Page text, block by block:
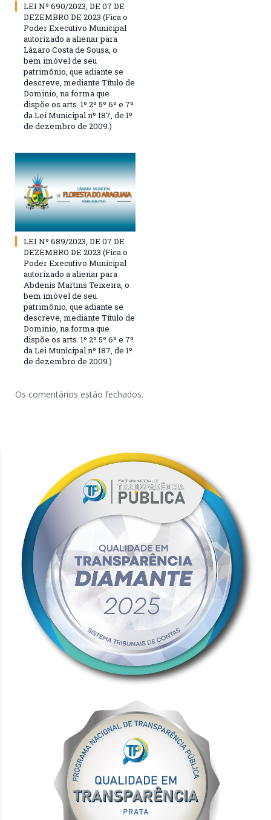
LEI Nº 690/2023, DE 07 DE
DEZEMBRO DE 2023 (Fica o
Poder Executivo Municipal
autorizado a alienar para
Lázaro Costa de Sousa, o
bem imóvel de seu
patrimônio, que adiante se
descreve, mediante Título de
Dominio, na forma que
dispõe os arts. 1º 2º 5º 6º e 7º
da Lei Municipal nº 187, de 1º
de dezembro de 2009.)
LEI Nº 689/2023, DE 07 DE
DEZEMBRO DE 2023 (Fica o
Poder Executivo Municipal
autorizado a alienar para
Abdenis Martins Teixeira, o
bem imóvel de seu
patrimônio, que adiante se
descreve, mediante Título de
Dominio, na forma que
dispõe os arts. 1º 2º 5º 6º e 7º
da Lei Municipal nº 187, de 1º
de dezembro de 2009.)
Os comentários estão fechados.